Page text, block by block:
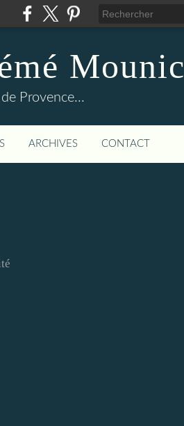
Mounic
Provence...
ARCHIVES CONTACT